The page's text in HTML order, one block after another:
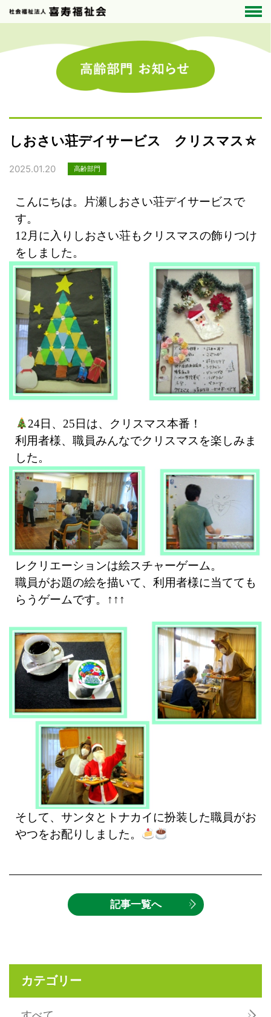
しおさい荘デイサービス クリスマス☆
2025.01.20 高齢部門
こんにちは。片瀬しおさい荘デイサービスで
す。
12月に入りしおさい荘もクリスマスの飾りつけ
をしました。
24日、25日は、クリスマス本番！
利用者様、職員みんなでクリスマスを楽しみま
した。
レクリエーションは絵スチャーゲーム。
職員がお題の絵を描いて、利用者様に当てても
らうゲームです。↑↑↑
そして、サンタとトナカイに扮装した職員がお
やつをお配りしました。
記事一覧へ
カテゴリー